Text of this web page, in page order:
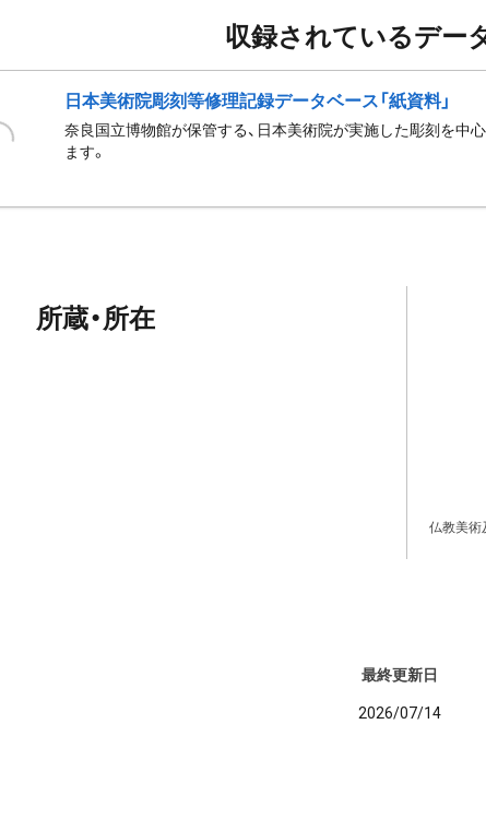
収録されているデー
日本美術院彫刻等修理記録データベース「紙資料」
奈良国立博物館が保管する、日本美術院が実施した彫刻を中
ます。
所蔵・所在
仏教美術
最終更新日
2026/07/14